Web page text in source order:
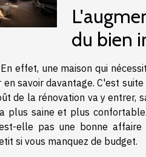
du bien
effet, une maison qui
en savoir davantage. C'est
de la rénovation va y entrer,
saine et plus
elle pas une bonne affaire
si vous manquez de budget.